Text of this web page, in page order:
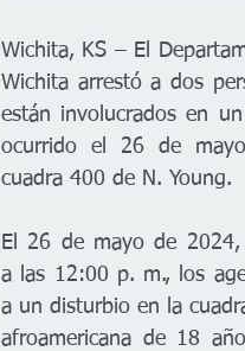
Espectáculos
Wichita, KS – El
Wichita arrestó a dos
están involucrados en
ocurrido el 26 de
cuadra 400 de N. Young.
El 26 de mayo de 2024,
a las 12:00 p. m., los
a un disturbio en la
afroamericana de 18